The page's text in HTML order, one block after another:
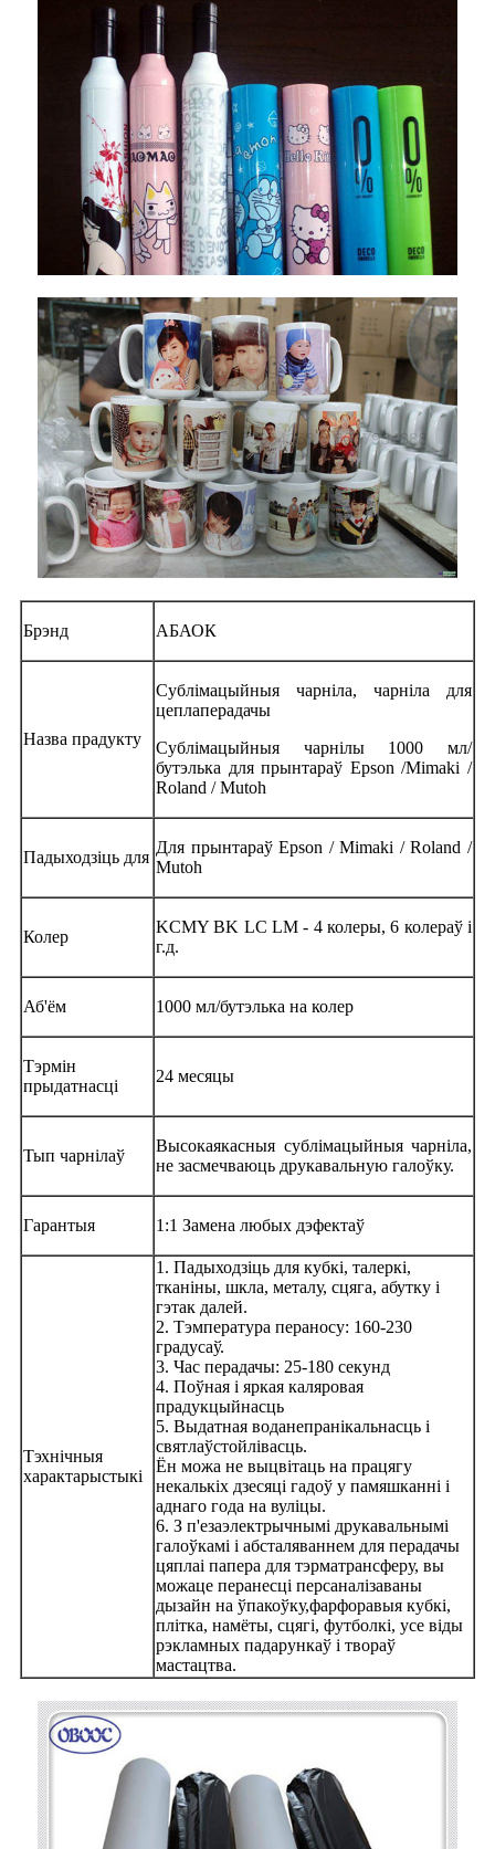
Брэнд АБАОК
Назва прадукту
Сублімацыйныя чарніла, чарніла для
цеплаперадачы
Сублімацыйныя чарнілы 1000 мл/
бутэлька для прынтараў Epson /Mimaki /
Roland / Mutoh
Падыходзіць для
Для прынтараў Epson / Mimaki / Roland /
Mutoh
Колер
KCMY BK LC LM - 4 колеры, 6 колераў і
г.д.
Аб'ём 1000 мл/бутэлька на колер
Тэрмін
прыдатнасці
24 месяцы
Тып чарнілаў
Высокаякасныя сублімацыйныя чарніла,
не засмечваюць друкавальную галоўку.
Гарантыя 1:1 Замена любых дэфектаў
Тэхнічныя
характарыстыкі
1. Падыходзіць для кубкі, талеркі,
тканіны, шкла, металу, сцяга, абутку і
гэтак далей.
2. Тэмпература пераносу: 160-230
градусаў.
3. Час перадачы: 25-180 секунд
4. Поўная і яркая каляровая
прадукцыйнасць
5. Выдатная воданепранікальнасць і
святлаўстойлівасць.
Ён можа не выцвітаць на працягу
некалькіх дзесяці гадоў у памяшканні і
аднаго года на вуліцы.
6. З п'езаэлектрычнымі друкавальнымі
галоўкамі і абсталяваннем для перадачы
цяплаі папера для тэрматрансферу, вы
можаце перанесці персаналізаваны
дызайн на ўпакоўку,фарфоравыя кубкі,
плітка, намёты, сцягі, футболкі, усе віды
рэкламных падарункаў і твораў
мастацтва.